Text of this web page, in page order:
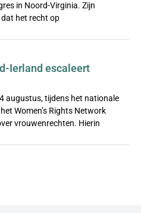
in Noord-Virginia. Zijn
het recht op
Ierland escaleert
augustus, tijdens het nationale
Women’s Rights Network
vrouwenrechten. Hierin